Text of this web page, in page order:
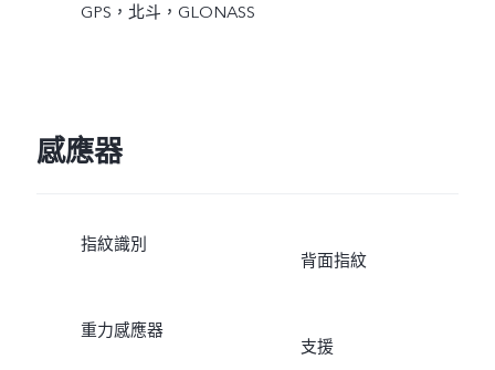
GPS，北斗，GLONASS
感應器
指紋識別
背面指紋
重力感應器
支援